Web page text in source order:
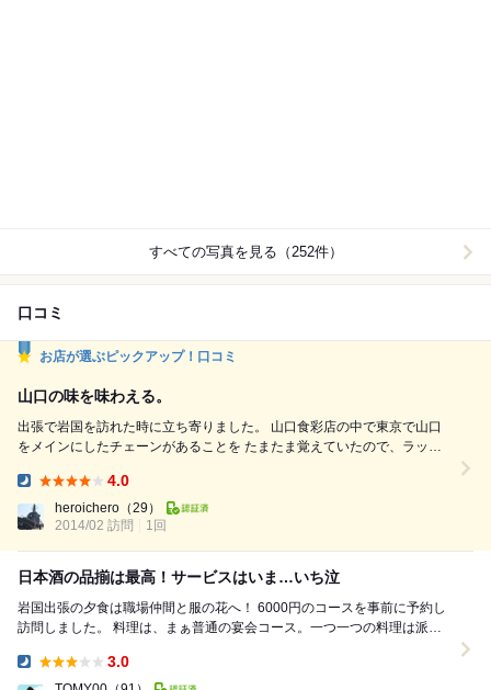
すべての写真を見る（252件）
口コミ
お店が選ぶピックアップ！口コミ
山口の味を味わえる。
出張で岩国を訪れた時に立ち寄りました。 山口食彩店の中で東京で山口
をメインにしたチェーンがあることを たまたま覚えていたので、ラッキ
染みの品が並んでいる。 でも、それが郷土料理の粋にあることを地元に
いる時は 気がついていませんで。 金太郎や平太郎なんかは、まさにその
典型ですね。 他には長門の鶏肉のすき焼き風鍋も...
4.0
heroichero （29）
2014/02 訪問
1回
日本酒の品揃は最高！サービスはいま…いち泣
岩国出張の夕食は職場仲間と服の花へ！ 6000円のコースを事前に予約し
訪問しました。 料理は、まぁ普通の宴会コース。一つ一つの料理は派手
3.0